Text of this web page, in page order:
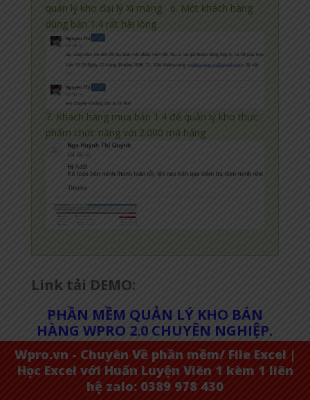
Wpro.vn - Chuyên Về phần mềm/ File Excel |
Học Excel với Huấn Luyện Viên 1 kèm 1 liên
hệ zalo: 0389 978 430
quản lý kho đại lý Xi măng 6. Một khách hàng
dùng bản 1.4 rất hài lòng
7. Khách hàng mua bản 1.4 để quản lý kho thực
phẩm chức năng với 2.000 mã hàng
Link tải DEMO:
PHẦN MỀM QUẢN LÝ KHO BÁN
HÀNG WPRO 2.0 CHUYÊN NGHIỆP.